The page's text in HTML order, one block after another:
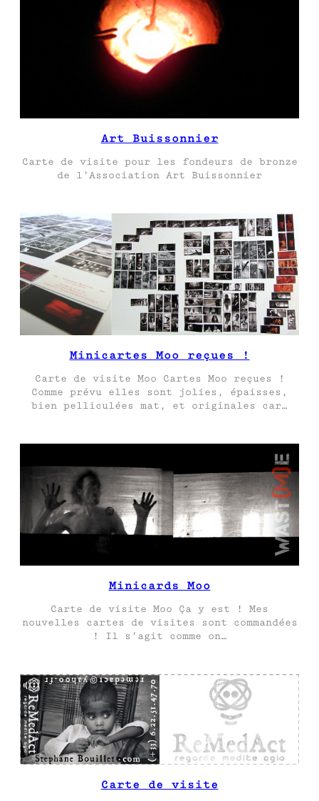
Art Buissonnier
Carte de visite pour les fondeurs de bronze
de l’Association Art Buissonnier
Minicartes Moo reçues !
Carte de visite Moo Cartes Moo reçues !
Comme prévu elles sont jolies, épaisses,
bien pelliculées mat, et originales car…
Minicards Moo
Carte de visite Moo Ça y est ! Mes
nouvelles cartes de visites sont commandées
! Il s’agit comme on…
Carte de visite